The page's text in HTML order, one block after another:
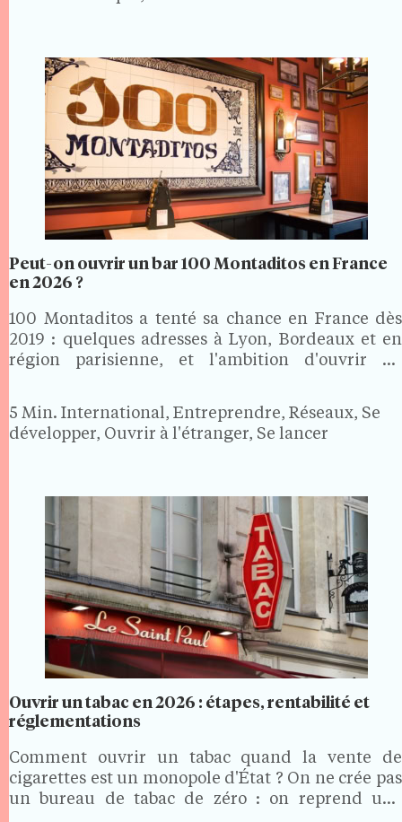
Peut-on ouvrir un bar 100 Montaditos en France
en 2026 ?
100 Montaditos a tenté sa chance en France dès
2019 : quelques adresses à Lyon, Bordeaux et en
région parisienne, et l'ambition d'ouvrir 60
concrétisé. En 2026, la marque espagnole reste…
5 Min. International, Entreprendre, Réseaux, Se
développer, Ouvrir à l'étranger, Se lancer
Ouvrir un tabac en 2026 : étapes, rentabilité et
réglementations
Comment ouvrir un tabac quand la vente de
cigarettes est un monopole d'État ? On ne crée pas
un bureau de tabac de zéro : on reprend une